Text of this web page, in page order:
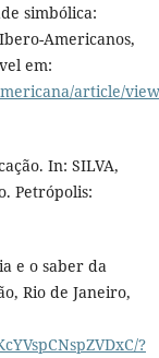
simbólica:
Americanos,
em:
article/
In: SILVA,
Petrópolis:
e o saber da
Rio de Janeiro,
?